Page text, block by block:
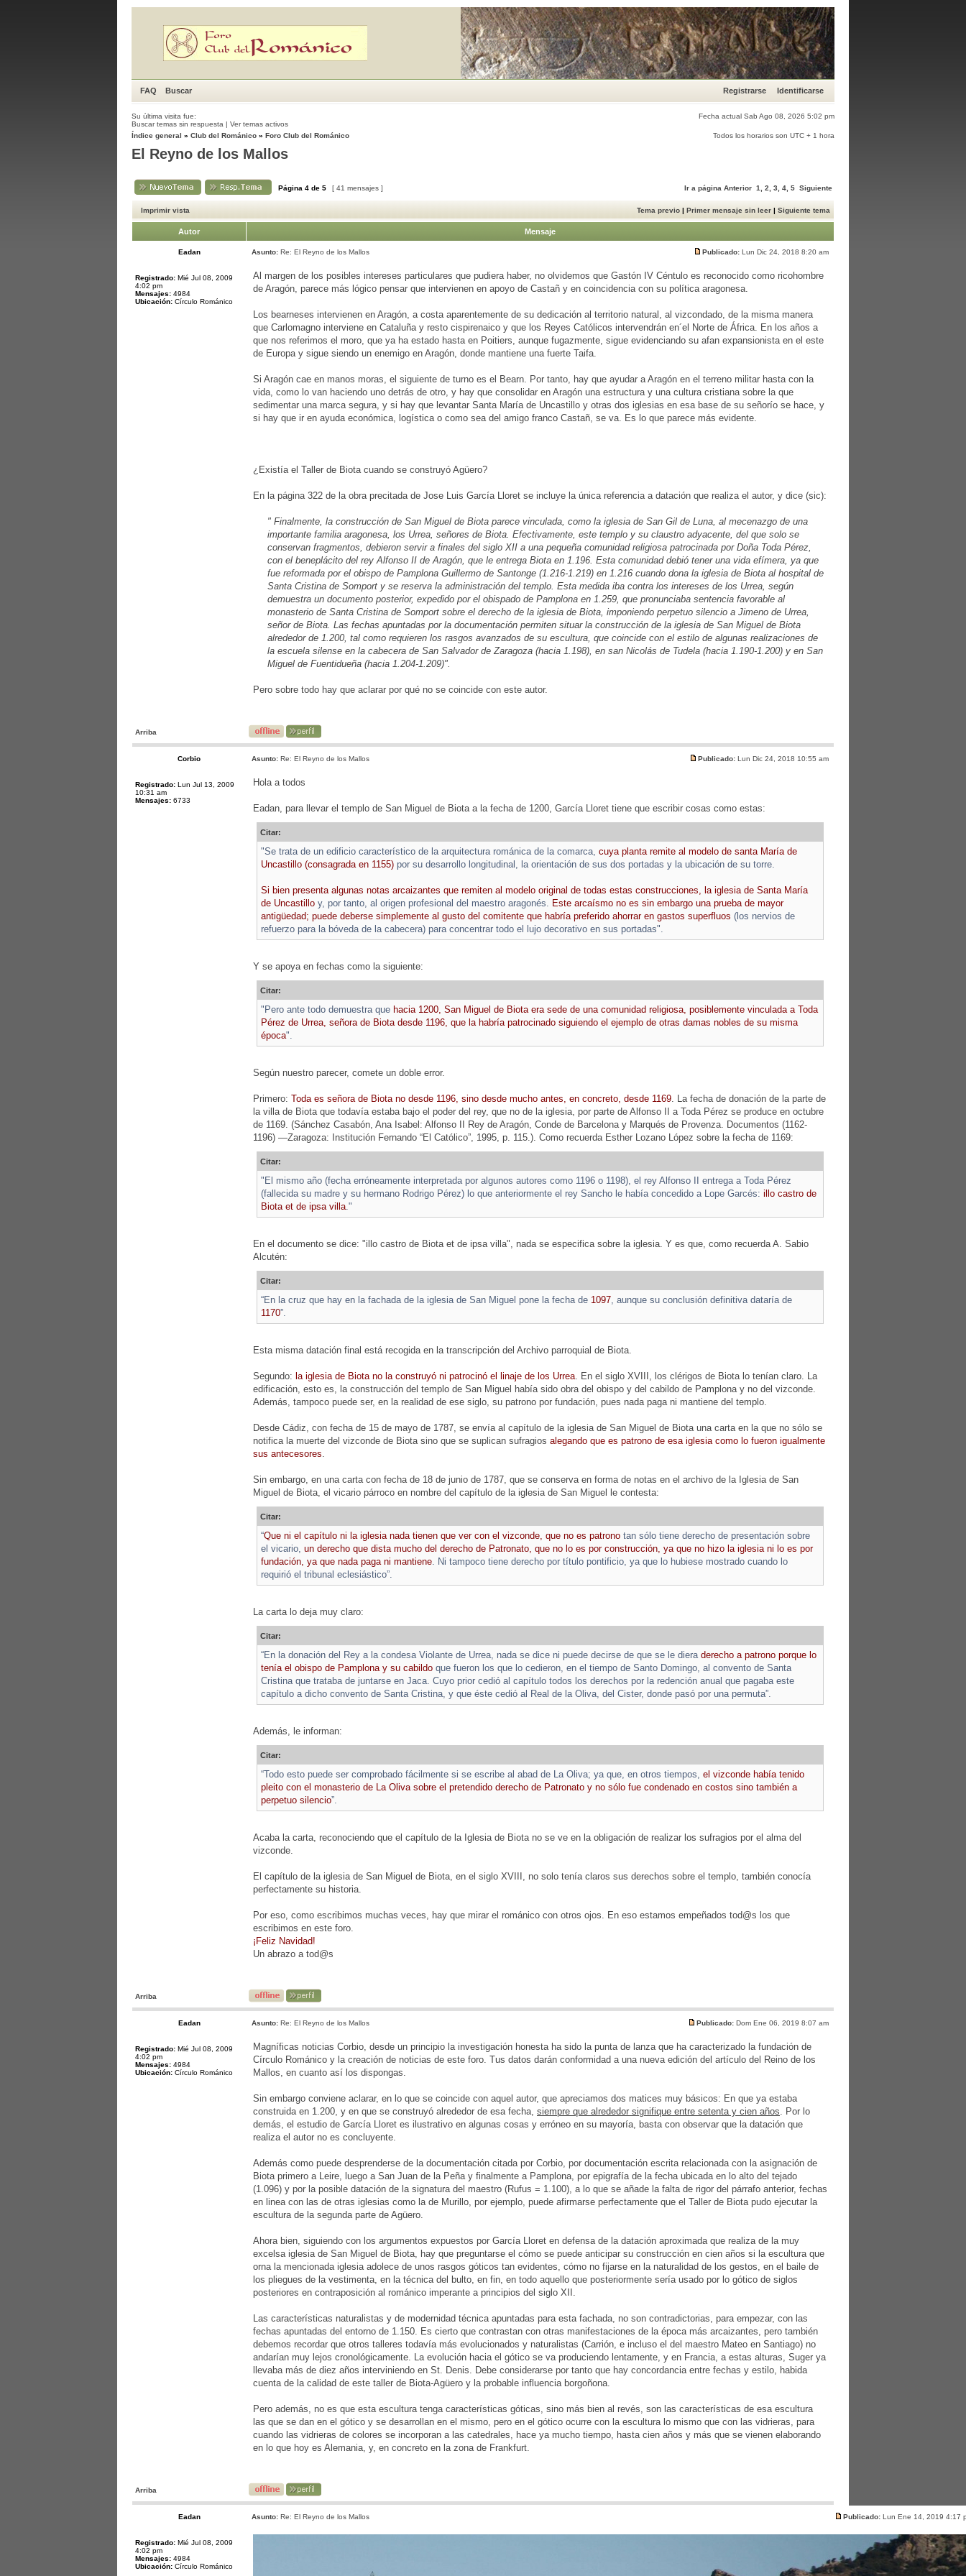
FAQ Buscar Registrarse Identificarse
Su última visita fue:
Fecha actual Sab Ago 08, 2026 5:02 pm
Buscar temas sin respuesta | Ver temas activos
Índice general » Club del Románico » Foro Club del Románico Todos los horarios son UTC + 1 hora
El Reyno de los Mallos
Página 4 de 5 [ 41 mensajes ] Ir a página Anterior 1 2 3 4 5 Siguiente
Imprimir vista Tema previo | Primer mensaje sin leer | Siguiente tema
Autor Mensaje
Eadan Asunto: Re: El Reyno de los Mallos Publicado: Lun Dic 24, 2018 8:20 am
Registrado: Mié Jul 08, 2009
4:02 pm
Mensajes: 4984
Ubicación: Círculo Románico
Al margen de los posibles intereses particulares que pudiera haber, no olvidemos que Gastón IV Céntulo es reconocido como ricohombre
de Aragón, parece más lógico pensar que intervienen en apoyo de Castañ y en coincidencia con su política aragonesa.
Los bearneses intervienen en Aragón, a costa aparentemente de su dedicación al territorio natural, al vizcondado, de la misma manera
que Carlomagno interviene en Cataluña y resto cispirenaico y que los Reyes Católicos intervendrán en´el Norte de África. En los años a
que nos referimos el moro, que ya ha estado hasta en Poitiers, aunque fugazmente, sigue evidenciando su afan expansionista en el este
de Europa y sigue siendo un enemigo en Aragón, donde mantiene una fuerte Taifa.
Si Aragón cae en manos moras, el siguiente de turno es el Bearn. Por tanto, hay que ayudar a Aragón en el terreno militar hasta con la
vida, como lo van haciendo uno detrás de otro, y hay que consolidar en Aragón una estructura y una cultura cristiana sobre la que
sedimentar una marca segura, y si hay que levantar Santa María de Uncastillo y otras dos iglesias en esa base de su señorío se hace, y
si hay que ir en ayuda económica, logística o como sea del amigo franco Castañ, se va. Es lo que parece más evidente.
¿Existía el Taller de Biota cuando se construyó Agüero?
En la página 322 de la obra precitada de Jose Luis García Lloret se incluye la única referencia a datación que realiza el autor, y dice (sic):
" Finalmente, la construcción de San Miguel de Biota parece vinculada, como la iglesia de San Gil de Luna, al mecenazgo de una
importante familia aragonesa, los Urrea, señores de Biota. Efectivamente, este templo y su claustro adyacente, del que solo se
conservan fragmentos, debieron servir a finales del siglo XII a una pequeña comunidad religiosa patrocinada por Doña Toda Pérez,
con el beneplácito del rey Alfonso II de Aragón, que le entrega Biota en 1.196. Esta comunidad debió tener una vida efímera, ya que
fue reformada por el obispo de Pamplona Guillermo de Santonge (1.216-1.219) en 1.216 cuando dona la iglesia de Biota al hospital de
Santa Cristina de Somport y se reserva la administración del templo. Esta medida iba contra los intereses de los Urrea, según
demuestra un documento posterior, expedido por el obispado de Pamplona en 1.259, que pronunciaba sentencia favorable al
monasterio de Santa Cristina de Somport sobre el derecho de la iglesia de Biota, imponiendo perpetuo silencio a Jimeno de Urrea,
señor de Biota. Las fechas apuntadas por la documentación permiten situar la construcción de la iglesia de San Miguel de Biota
alrededor de 1.200, tal como requieren los rasgos avanzados de su escultura, que coincide con el estilo de algunas realizaciones de
la escuela silense en la cabecera de San Salvador de Zaragoza (hacia 1.198), en san Nicolás de Tudela (hacia 1.190-1.200) y en San
Miguel de Fuentidueña (hacia 1.204-1.209)".
Pero sobre todo hay que aclarar por qué no se coincide con este autor.
Arriba
Corbio Asunto: Re: El Reyno de los Mallos Publicado: Lun Dic 24, 2018 10:55 am
Registrado: Lun Jul 13, 2009
10:31 am
Mensajes: 6733
Hola a todos
Eadan, para llevar el templo de San Miguel de Biota a la fecha de 1200, García Lloret tiene que escribir cosas como estas:
Citar:
"Se trata de un edificio característico de la arquitectura románica de la comarca, cuya planta remite al modelo de santa María de
Uncastillo (consagrada en 1155) por su desarrollo longitudinal, la orientación de sus dos portadas y la ubicación de su torre.
Si bien presenta algunas notas arcaizantes que remiten al modelo original de todas estas construcciones, la iglesia de Santa María
de Uncastillo y, por tanto, al origen profesional del maestro aragonés. Este arcaísmo no es sin embargo una prueba de mayor
antigüedad; puede deberse simplemente al gusto del comitente que habría preferido ahorrar en gastos superfluos (los nervios de
refuerzo para la bóveda de la cabecera) para concentrar todo el lujo decorativo en sus portadas".
Y se apoya en fechas como la siguiente:
Citar:
"Pero ante todo demuestra que hacia 1200, San Miguel de Biota era sede de una comunidad religiosa, posiblemente vinculada a Toda
Pérez de Urrea, señora de Biota desde 1196, que la habría patrocinado siguiendo el ejemplo de otras damas nobles de su misma
época".
Según nuestro parecer, comete un doble error.
Primero: Toda es señora de Biota no desde 1196, sino desde mucho antes, en concreto, desde 1169. La fecha de donación de la parte de
la villa de Biota que todavía estaba bajo el poder del rey, que no de la iglesia, por parte de Alfonso II a Toda Pérez se produce en octubre
de 1169. (Sánchez Casabón, Ana Isabel: Alfonso II Rey de Aragón, Conde de Barcelona y Marqués de Provenza. Documentos (1162-
1196) —Zaragoza: Institución Fernando “El Católico”, 1995, p. 115.). Como recuerda Esther Lozano López sobre la fecha de 1169:
Citar:
"El mismo año (fecha erróneamente interpretada por algunos autores como 1196 o 1198), el rey Alfonso II entrega a Toda Pérez
(fallecida su madre y su hermano Rodrigo Pérez) lo que anteriormente el rey Sancho le había concedido a Lope Garcés: illo castro de
Biota et de ipsa villa."
En el documento se dice: "illo castro de Biota et de ipsa villa", nada se especifica sobre la iglesia. Y es que, como recuerda A. Sabio
Alcutén:
Citar:
“En la cruz que hay en la fachada de la iglesia de San Miguel pone la fecha de 1097, aunque su conclusión definitiva dataría de
1170”.
Esta misma datación final está recogida en la transcripción del Archivo parroquial de Biota.
Segundo: la iglesia de Biota no la construyó ni patrocinó el linaje de los Urrea. En el siglo XVIII, los clérigos de Biota lo tenían claro. La
edificación, esto es, la construcción del templo de San Miguel había sido obra del obispo y del cabildo de Pamplona y no del vizconde.
Además, tampoco puede ser, en la realidad de ese siglo, su patrono por fundación, pues nada paga ni mantiene del templo.
Desde Cádiz, con fecha de 15 de mayo de 1787, se envía al capítulo de la iglesia de San Miguel de Biota una carta en la que no sólo se
notifica la muerte del vizconde de Biota sino que se suplican sufragios alegando que es patrono de esa iglesia como lo fueron igualmente
sus antecesores.
Sin embargo, en una carta con fecha de 18 de junio de 1787, que se conserva en forma de notas en el archivo de la Iglesia de San
Miguel de Biota, el vicario párroco en nombre del capítulo de la iglesia de San Miguel le contesta:
Citar:
“Que ni el capítulo ni la iglesia nada tienen que ver con el vizconde, que no es patrono tan sólo tiene derecho de presentación sobre
el vicario, un derecho que dista mucho del derecho de Patronato, que no lo es por construcción, ya que no hizo la iglesia ni lo es por
fundación, ya que nada paga ni mantiene. Ni tampoco tiene derecho por título pontificio, ya que lo hubiese mostrado cuando lo
requirió el tribunal eclesiástico”.
La carta lo deja muy claro:
Citar:
“En la donación del Rey a la condesa Violante de Urrea, nada se dice ni puede decirse de que se le dieraderecho a patrono porque lo
tenía el obispo de Pamplona y su cabildo que fueron los que lo cedieron, en el tiempo de Santo Domingo, al convento de Santa
Cristina que trataba de juntarse en Jaca. Cuyo prior cedió al capítulo todos los derechos por la redención anual que pagaba este
capítulo a dicho convento de Santa Cristina, y que éste cedió al Real de la Oliva, del Cister, donde pasó por una permuta”.
Además, le informan:
Citar:
“Todo esto puede ser comprobado fácilmente si se escribe al abad de La Oliva; ya que, en otros tiempos, el vizconde había tenido
pleito con el monasterio de La Oliva sobre el pretendido derecho de Patronato y no sólo fue condenado en costos sino también a
perpetuo silencio”.
Acaba la carta, reconociendo que el capítulo de la Iglesia de Biota no se ve en la obligación de realizar los sufragios por el alma del
vizconde.
El capítulo de la iglesia de San Miguel de Biota, en el siglo XVIII, no solo tenía claros sus derechos sobre el templo, también conocía
perfectamente su historia.
Por eso, como escribimos muchas veces, hay que mirar el románico con otros ojos. En eso estamos empeñados tod@s los que
escribimos en este foro.
¡Feliz Navidad!
Un abrazo a tod@s
Arriba
Eadan Asunto: Re: El Reyno de los Mallos Publicado: Dom Ene 06, 2019 8:07 am
Registrado: Mié Jul 08, 2009
4:02 pm
Mensajes: 4984
Ubicación: Círculo Románico
Magníficas noticias Corbio, desde un principio la investigación honesta ha sido la punta de lanza que ha caracterizado la fundación de
Círculo Románico y la creación de noticias de este foro. Tus datos darán conformidad a una nueva edición del artículo del Reino de los
Mallos, en cuanto así los dispongas.
Sin embargo conviene aclarar, en lo que se coincide con aquel autor, que apreciamos dos matices muy básicos: En que ya estaba
construida en 1.200, y en que se construyó alrededor de esa fecha, siempre que alrededor signifique entre setenta y cien años. Por lo
demás, el estudio de García Lloret es ilustrativo en algunas cosas y erróneo en su mayoría, basta con observar que la datación que
realiza el autor no es concluyente.
Además como puede desprenderse de la documentación citada por Corbio, por documentación escrita relacionada con la asignación de
Biota primero a Leire, luego a San Juan de la Peña y finalmente a Pamplona, por epigrafía de la fecha ubicada en lo alto del tejado
(1.096) y por la posible datación de la signatura del maestro (Rufus = 1.100), a lo que se añade la falta de rigor del párrafo anterior, fechas
en linea con las de otras iglesias como la de Murillo, por ejemplo, puede afirmarse perfectamente que el Taller de Biota pudo ejecutar la
escultura de la segunda parte de Agüero.
Ahora bien, siguiendo con los argumentos expuestos por García Lloret en defensa de la datación aproximada que realiza de la muy
excelsa iglesia de San Miguel de Biota, hay que preguntarse el cómo se puede anticipar su construcción en cien años si la escultura que
orna la mencionada iglesia adolece de unos rasgos góticos tan evidentes, cómo no fijarse en la naturalidad de los gestos, en el baile de
los pliegues de la vestimenta, en la técnica del bulto, en fin, en todo aquello que posteriormente sería usado por lo gótico de siglos
posteriores en contraposición al románico imperante a principios del siglo XII.
Las características naturalistas y de modernidad técnica apuntadas para esta fachada, no son contradictorias, para empezar, con las
fechas apuntadas del entorno de 1.150. Es cierto que contrastan con otras manifestaciones de la época más arcaizantes, pero también
debemos recordar que otros talleres todavía más evolucionados y naturalistas (Carrión, e incluso el del maestro Mateo en Santiago) no
andarían muy lejos cronológicamente. La evolución hacia el gótico se va produciendo lentamente, y en Francia, a estas alturas, Suger ya
llevaba más de diez años interviniendo en St. Denis. Debe considerarse por tanto que hay concordancia entre fechas y estilo, habida
cuenta de la calidad de este taller de Biota-Agüero y la probable influencia borgoñona.
Pero además, no es que esta escultura tenga características góticas, sino más bien al revés, son las características de esa escultura
las que se dan en el gótico y se desarrollan en el mismo, pero en el gótico ocurre con la escultura lo mismo que con las vidrieras, para
cuando las vidrieras de colores se incorporan a las catedrales, hace ya mucho tiempo, hasta cien años y más que se vienen elaborando
en lo que hoy es Alemania, y, en concreto en la zona de Frankfurt.
Arriba
Eadan Asunto: Re: El Reyno de los Mallos Publicado: Lun Ene 14, 2019 4:17
Registrado: Mié Jul 08, 2009
4:02 pm
Mensajes: 4984
Ubicación: Círculo Románico